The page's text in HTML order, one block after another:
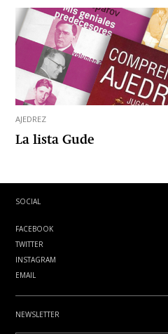
AJEDREZ
La lista Gude
SOCIAL
FACEBOOK
TWITTER
INSTAGRAM
EMAIL
NEWSLETTER